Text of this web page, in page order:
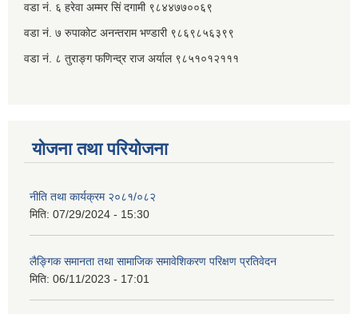
वडा नं. ६ हरेवा अम्मर सिं दगामी​ ९८४४७७००६९
वडा नं. ७ ‌‍रुपाकोट अनन्तराम भण्डारी ९८६९८५६३९९
वडा नं. ८ तुराङ्ग फणिन्द्र राज अर्याल ९८५१०१२१११
योजना तथा परियोजना
नीति तथा कार्यक्रम २०८१/०८२
मिति: 07/29/2024 - 15:30
लैङ्गिक समानता तथा सामाजिक समावेशिकरण परिक्षण प्रतिवेदन
मिति: 06/11/2023 - 17:01